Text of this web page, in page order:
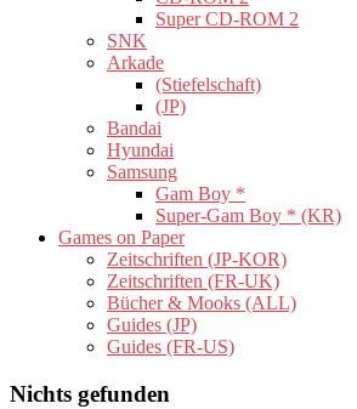
Super CD-ROM 2
SNK
Arkade
(Stiefelschaft)
(JP)
Bandai
Hyundai
Samsung
Gam Boy *
Super-Gam Boy * (KR)
Games on Paper
Zeitschriften (JP-KOR)
Zeitschriften (FR-UK)
Bücher & Mooks (ALL)
Guides (JP)
Guides (FR-US)
Nichts gefunden